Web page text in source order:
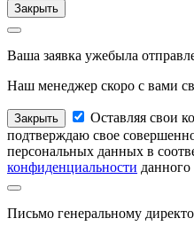
Закрыть
Ваша заявка ужебыла
Наш менеджер скоро с вами
Закрыть
Оставляя свои
подтверждаю свое
персональных данных в
конфиденциальности данного
Письмо генеральному